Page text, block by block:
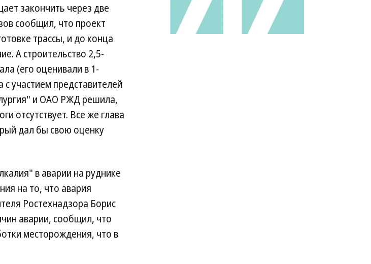
закончить через две
сообщил, что проект
трассы, и до конца
А строительство 2,5-
(его оценивали в 1-
участием представителей
и ОАО РЖД решила,
отсутствует. Все же глава
дал бы свою оценку
в аварии на руднике
на то, что авария
Ростехнадзора Борис
аварии, сообщил, что
месторождения, что в